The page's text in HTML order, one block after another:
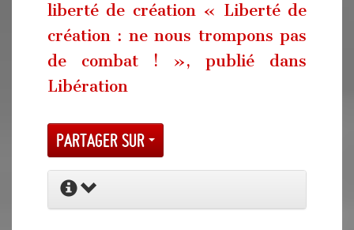
liberté de création « Liberté de
création : ne nous trompons pas
de combat ! », publié dans
Libération
Partager sur